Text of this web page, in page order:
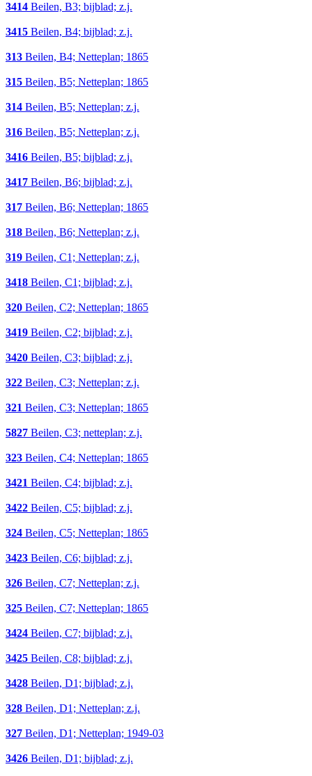
3414 Beilen, B3; bijblad; z.j.
3415 Beilen, B4; bijblad; z.j.
313 Beilen, B4; Netteplan; 1865
315 Beilen, B5; Netteplan; 1865
314 Beilen, B5; Netteplan; z.j.
316 Beilen, B5; Netteplan; z.j.
3416 Beilen, B5; bijblad; z.j.
3417 Beilen, B6; bijblad; z.j.
317 Beilen, B6; Netteplan; 1865
318 Beilen, B6; Netteplan; z.j.
319 Beilen, C1; Netteplan; z.j.
3418 Beilen, C1; bijblad; z.j.
320 Beilen, C2; Netteplan; 1865
3419 Beilen, C2; bijblad; z.j.
3420 Beilen, C3; bijblad; z.j.
322 Beilen, C3; Netteplan; z.j.
321 Beilen, C3; Netteplan; 1865
5827 Beilen, C3; netteplan; z.j.
323 Beilen, C4; Netteplan; 1865
3421 Beilen, C4; bijblad; z.j.
3422 Beilen, C5; bijblad; z.j.
324 Beilen, C5; Netteplan; 1865
3423 Beilen, C6; bijblad; z.j.
326 Beilen, C7; Netteplan; z.j.
325 Beilen, C7; Netteplan; 1865
3424 Beilen, C7; bijblad; z.j.
3425 Beilen, C8; bijblad; z.j.
3428 Beilen, D1; bijblad; z.j.
328 Beilen, D1; Netteplan; z.j.
327 Beilen, D1; Netteplan; 1949-03
3426 Beilen, D1; bijblad; z.j.